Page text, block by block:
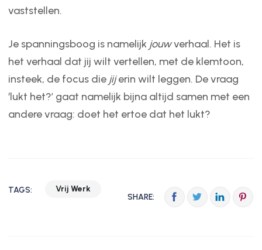
vaststellen.
Je spanningsboog is namelijk jouwverhaal. Het is
het verhaal dat jij wilt vertellen, met de klemtoon,
insteek, de focus die jijerin wilt leggen. De vraag
‘lukt het?’ gaat namelijk bijna altijd samen met een
andere vraag: doet het ertoe dat het lukt?
TAGS:
Vrij Werk
SHARE: